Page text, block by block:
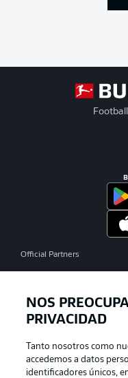
Official Partners
NOS
PRIVACIDAD
Tanto nosotros como
accedemos a datos
identificadores únicos,